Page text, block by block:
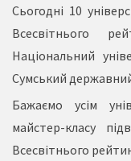
Сьогодні 10
Всесвітнього
Національний
Сумський
Бажаємо усім
майстер-класу
Всесвітнього